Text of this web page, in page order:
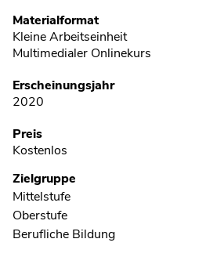
Metadaten
Materialformat
Kleine Arbeitseinheit
Multimedialer Onlinekurs
Erscheinungsjahr
2020
Preis
Kostenlos
Zielgruppe
Mittelstufe
Oberstufe
Berufliche Bildung